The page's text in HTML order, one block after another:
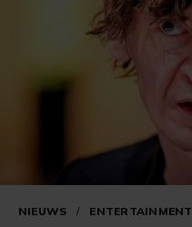
NIEUWS / ENTERTAINMENT